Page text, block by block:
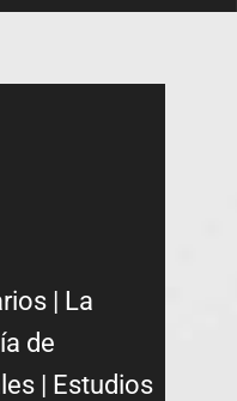
| La
de
| Estudios